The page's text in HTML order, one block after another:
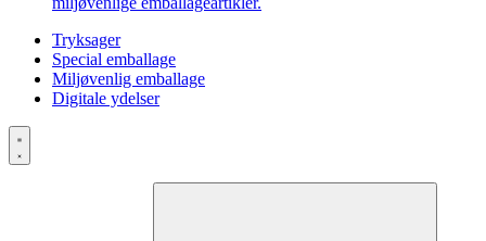
Tryksager
Special emballage
Miljøvenlig emballage
Digitale ydelser